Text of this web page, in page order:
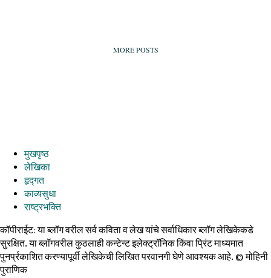
MORE POSTS
मुखपृष्ठ
लेखिका
हृद्गत
काव्यसुधा
राष्ट्रभक्ति
कॉपीराईट: या ब्लॉग वरील सर्व कविता व लेख यांचे सर्वाधिकार ब्लॉग लेखिकेकडे
सुरक्षित. या ब्लॉगवरील कुठलाही कन्टेन्ट इलेक्ट्रॉनिक किंवा प्रिंट माध्यमात
पुनर्प्रकाशित करण्यापूर्वी लेखिकेची लिखित परवानगी घेणे आवश्यक आहे. ©️ मोहिनी
पुराणिक